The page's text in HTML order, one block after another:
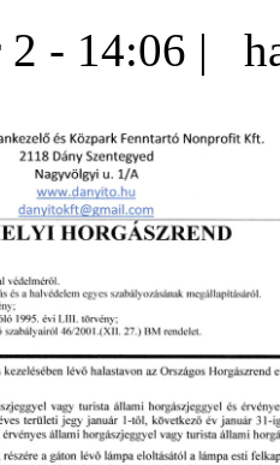
2 - 14:06 |